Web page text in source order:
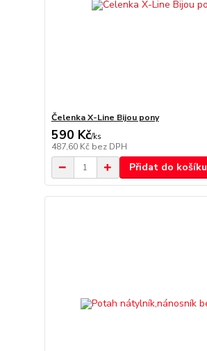
Čelenka X-Line Bijou pony
590 Kč/ks
487,60 Kč bez DPH
Přidat do košíku